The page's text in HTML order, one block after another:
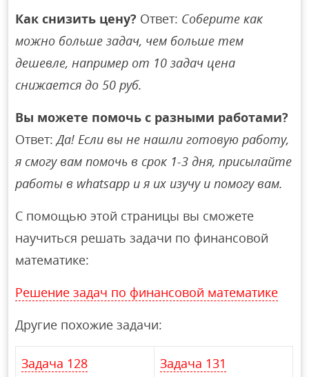
Как снизить цену? Ответ: Соберите как
можно больше задач, чем больше тем
дешевле, например от 10 задач цена
снижается до 50 руб.
Вы можете помочь с разными работами?
Ответ:Да! Если вы не нашли готовую работу,
я смогу вам помочь в срок 1-3 дня, присылайте
работы в whatsapp и я их изучу и помогу вам.
С помощью этой страницы вы сможете
научиться решать задачи по финансовой
математике:
Решение задач по финансовой математике
Другие похожие задачи:
Задача 128 Задача 131